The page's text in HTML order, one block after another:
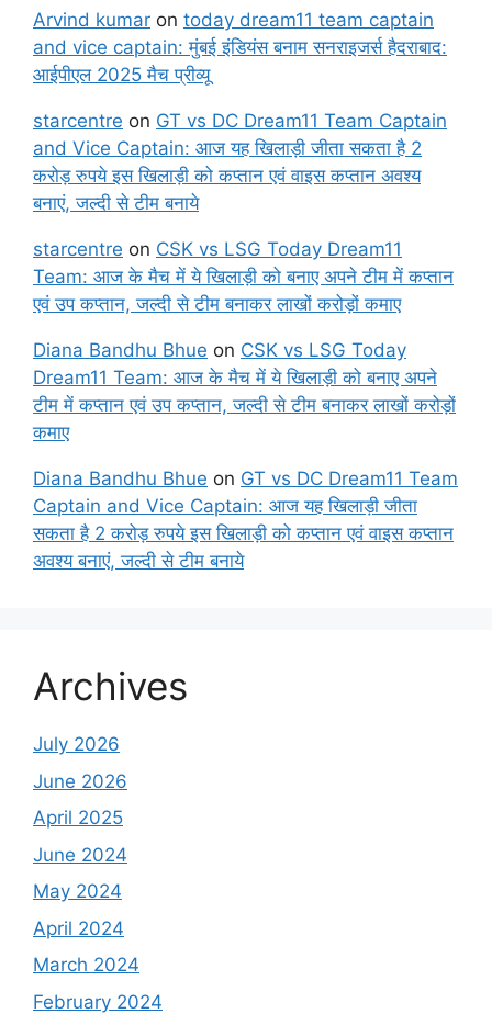
Arvind kumar on today dream11 team captain
and vice captain: मुंबई इंडियंस बनाम सनराइजर्स हैदराबाद:
आईपीएल 2025 मैच प्रीव्यू
starcentre on GT vs DC Dream11 Team Captain
and Vice Captain: आज यह खिलाड़ी जीता सकता है 2
करोड़ रुपये इस खिलाड़ी को कप्तान एवं वाइस कप्तान अवश्य
बनाएं, जल्दी से टीम बनाये
starcentre on CSK vs LSG Today Dream11
Team: आज के मैच में ये खिलाड़ी को बनाए अपने टीम में कप्तान
एवं उप कप्तान, जल्दी से टीम बनाकर लाखों करोड़ों कमाए
Diana Bandhu Bhue on CSK vs LSG Today
Dream11 Team: आज के मैच में ये खिलाड़ी को बनाए अपने
टीम में कप्तान एवं उप कप्तान, जल्दी से टीम बनाकर लाखों करोड़ों
कमाए
Diana Bandhu Bhue on GT vs DC Dream11 Team
Captain and Vice Captain: आज यह खिलाड़ी जीता
सकता है 2 करोड़ रुपये इस खिलाड़ी को कप्तान एवं वाइस कप्तान
अवश्य बनाएं, जल्दी से टीम बनाये
Archives
July 2026
June 2026
April 2025
June 2024
May 2024
April 2024
March 2024
February 2024